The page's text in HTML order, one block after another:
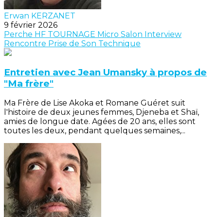
Erwan KERZANET
9 février 2026
Perche HF TOURNAGE Micro Salon Interview
Rencontre Prise de Son Technique
Entretien avec Jean Umansky à propos de
"Ma frère"
Ma Frère de Lise Akoka et Romane Guéret suit
l'histoire de deux jeunes femmes, Djeneba et Shaï,
amies de longue date. Agées de 20 ans, elles sont
toutes les deux, pendant quelques semaines,...